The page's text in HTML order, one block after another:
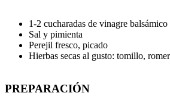
1-2 cucharadas de vinagre balsámico
Sal y pimienta
Perejil fresco, picado
Hierbas secas al gusto: tomillo,
PREPARACIÓN